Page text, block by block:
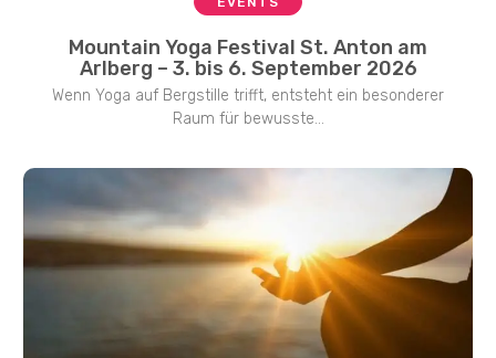
Mountain Yoga Festival St. Anton am
Arlberg – 3. bis 6. September 2026
Wenn Yoga auf Bergstille trifft, entsteht ein besonderer
Raum für bewusste...